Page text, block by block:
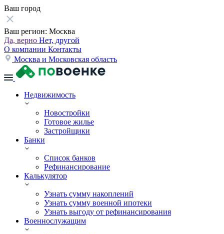
Ваш город
Ваш регион: Москва
Да, верно Нет, другой
О компании Контакты
Москва и Московская область
Недвижимость
Новостройки
Готовое жилье
Застройщики
Банки
Список банков
Рефинансирование
Калькулятор
Узнать сумму накоплений
Узнать сумму военной ипотеки
Узнать выгоду от рефинансирования
Военнослужащим